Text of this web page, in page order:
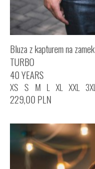
Bluza z kapturem na zamek
TURBO
40 YEARS
XS S M L XL XXL 3XL
229,00 PLN